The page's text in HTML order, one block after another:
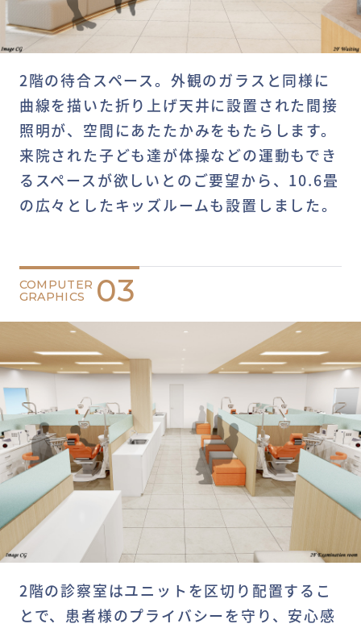
2階の待合スペース。外観のガラスと同様に
曲線を描いた折り上げ天井に設置された間接
照明が、空間にあたたかみをもたらします。
来院された子ども達が体操などの運動もでき
るスペースが欲しいとのご要望から、10.6畳
の広々としたキッズルームも設置しました。
COMPUTER
GRAPHICS
03
2階の診察室はユニットを区切り配置するこ
とで、患者様のプライバシーを守り、安心感